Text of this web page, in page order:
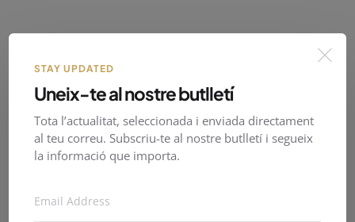
STAY UPDATED
Uneix-te al nostre butlletí
Tota l’actualitat, seleccionada i enviada directament
al teu correu. Subscriu-te al nostre butlletí i segueix
la informació que importa.